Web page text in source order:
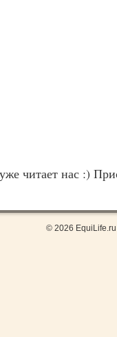
читает нас :)
© 2026